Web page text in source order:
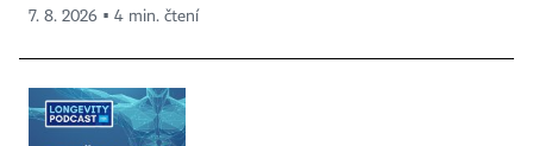
7. 8. 2026 ▪ 4 min. čtení